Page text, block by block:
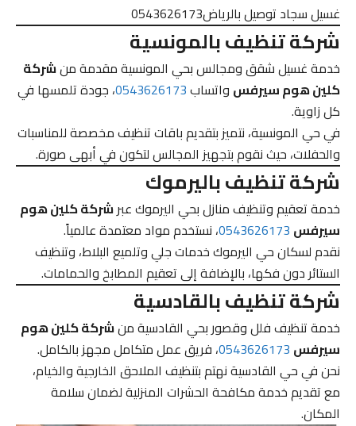
غسيل سجاد توصيل بالرياض0543626173
شركة تنظيف بالمونسية
خدمة غسيل شقق ومجالس بحي المونسية مقدمة منشركة
كلين هوم سيرفسواتساب0543626173، جودة تلمسها في
كل زاوية.
في حي المونسية، نتميز بتقديم باقات تنظيف مخصصة للمناسبات
والحفلات، حيث نقوم بتجهيز المجالس لتكون في أبهى صورة.
شركة تنظيف باليرموك
خدمة تعقيم وتنظيف منازل بحي اليرموك عبرشركة كلين هوم
سيرفس0543626173، نستخدم مواد معتمدة عالمياً.
نقدم لسكان حي اليرموك خدمات جلي وتلميع البلاط، وتنظيف
الستائر دون فكها، بالإضافة إلى تعقيم المطابخ والحمامات.
شركة تنظيف بالقادسية
خدمة تنظيف فلل وقصور بحي القادسية منشركة كلين هوم
سيرفس0543626173، فريق عمل متكامل مجهز بالكامل.
نحن في حي القادسية نهتم بتنظيف الملاحق الخارجية والخيام،
مع تقديم خدمة مكافحة الحشرات المنزلية لضمان سلامة
المكان.